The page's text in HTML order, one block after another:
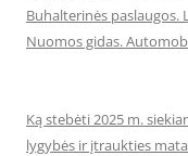
Buhalterinės paslaugos.
Nuomos gidas.
Ką stebėti 2025 m.
lygybės ir įtraukties